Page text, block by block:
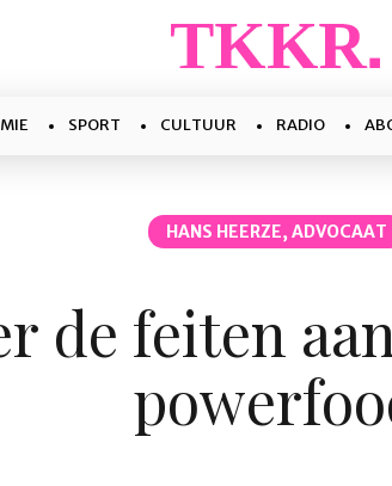
SPORT CULTUUR RADIO
HANS HEERZE, ADVOCAAT
de feiten